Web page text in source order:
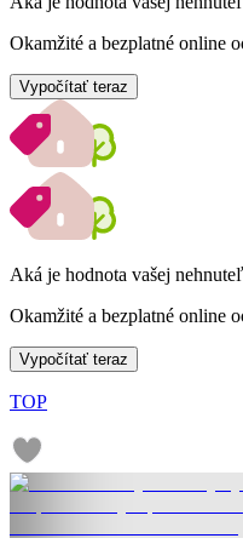
Okamžité a bezplatné online
Vypočítať teraz
Aká je hodnota vašej
Okamžité a bezplatné online
Vypočítať teraz
TOP